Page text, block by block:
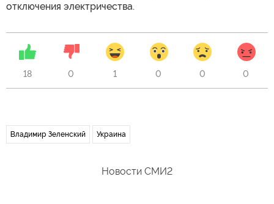
отключения электричества.
18 0 1 0 0 0
Владимир Зеленский Украина
Новости СМИ2